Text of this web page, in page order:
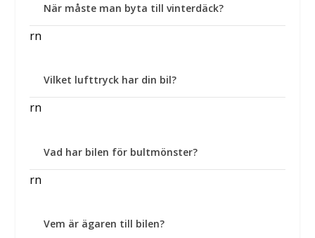
När måste man byta till vinterdäck?
rn
Vilket lufttryck har din bil?
rn
Vad har bilen för bultmönster?
rn
Vem är ägaren till bilen?